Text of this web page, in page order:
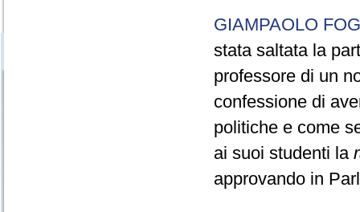
GIAMPAOLO
stata saltata la
professore di un
confessione di
politiche e come
ai suoi studenti la
approvando in